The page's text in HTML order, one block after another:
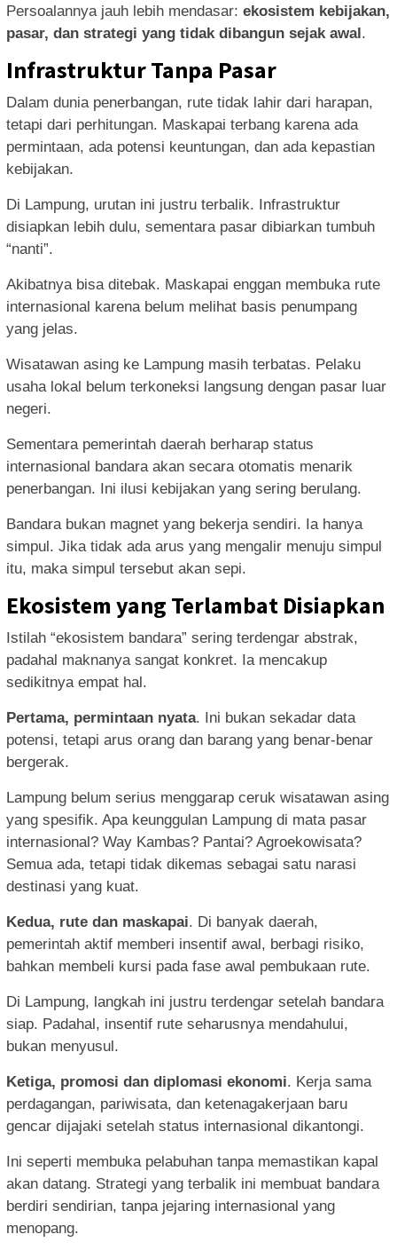
Persoalannya jauh lebih mendasar: ekosistem kebijakan,
pasar, dan strategi yang tidak dibangun sejak awal.
Infrastruktur Tanpa Pasar
Dalam dunia penerbangan, rute tidak lahir dari harapan,
tetapi dari perhitungan. Maskapai terbang karena ada
permintaan, ada potensi keuntungan, dan ada kepastian
kebijakan.
Di Lampung, urutan ini justru terbalik. Infrastruktur
disiapkan lebih dulu, sementara pasar dibiarkan tumbuh
“nanti”.
Akibatnya bisa ditebak. Maskapai enggan membuka rute
internasional karena belum melihat basis penumpang
yang jelas.
Wisatawan asing ke Lampung masih terbatas. Pelaku
usaha lokal belum terkoneksi langsung dengan pasar luar
negeri.
Sementara pemerintah daerah berharap status
internasional bandara akan secara otomatis menarik
penerbangan. Ini ilusi kebijakan yang sering berulang.
Bandara bukan magnet yang bekerja sendiri. Ia hanya
simpul. Jika tidak ada arus yang mengalir menuju simpul
itu, maka simpul tersebut akan sepi.
Ekosistem yang Terlambat Disiapkan
Istilah “ekosistem bandara” sering terdengar abstrak,
padahal maknanya sangat konkret. Ia mencakup
sedikitnya empat hal.
Pertama, permintaan nyata. Ini bukan sekadar data
potensi, tetapi arus orang dan barang yang benar-benar
bergerak.
Lampung belum serius menggarap ceruk wisatawan asing
yang spesifik. Apa keunggulan Lampung di mata pasar
internasional? Way Kambas? Pantai? Agroekowisata?
Semua ada, tetapi tidak dikemas sebagai satu narasi
destinasi yang kuat.
Kedua, rute dan maskapai. Di banyak daerah,
pemerintah aktif memberi insentif awal, berbagi risiko,
bahkan membeli kursi pada fase awal pembukaan rute.
Di Lampung, langkah ini justru terdengar setelah bandara
siap. Padahal, insentif rute seharusnya mendahului,
bukan menyusul.
Ketiga, promosi dan diplomasi ekonomi. Kerja sama
perdagangan, pariwisata, dan ketenagakerjaan baru
gencar dijajaki setelah status internasional dikantongi.
Ini seperti membuka pelabuhan tanpa memastikan kapal
akan datang. Strategi yang terbalik ini membuat bandara
berdiri sendirian, tanpa jejaring internasional yang
menopang.